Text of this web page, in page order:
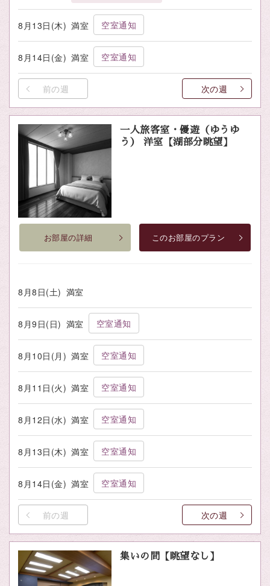
8月13日(木) 満室 空室通知
8月14日(金) 満室 空室通知
前の週 次の週
一人旅客室・優遊（ゆうゆ
う） 洋室【湖部分眺望】
お部屋の詳細 このお部屋のプラン
8月8日(土) 満室
8月9日(日) 満室 空室通知
8月10日(月) 満室 空室通知
8月11日(火) 満室 空室通知
8月12日(水) 満室 空室通知
8月13日(木) 満室 空室通知
8月14日(金) 満室 空室通知
前の週 次の週
集いの間【眺望なし】